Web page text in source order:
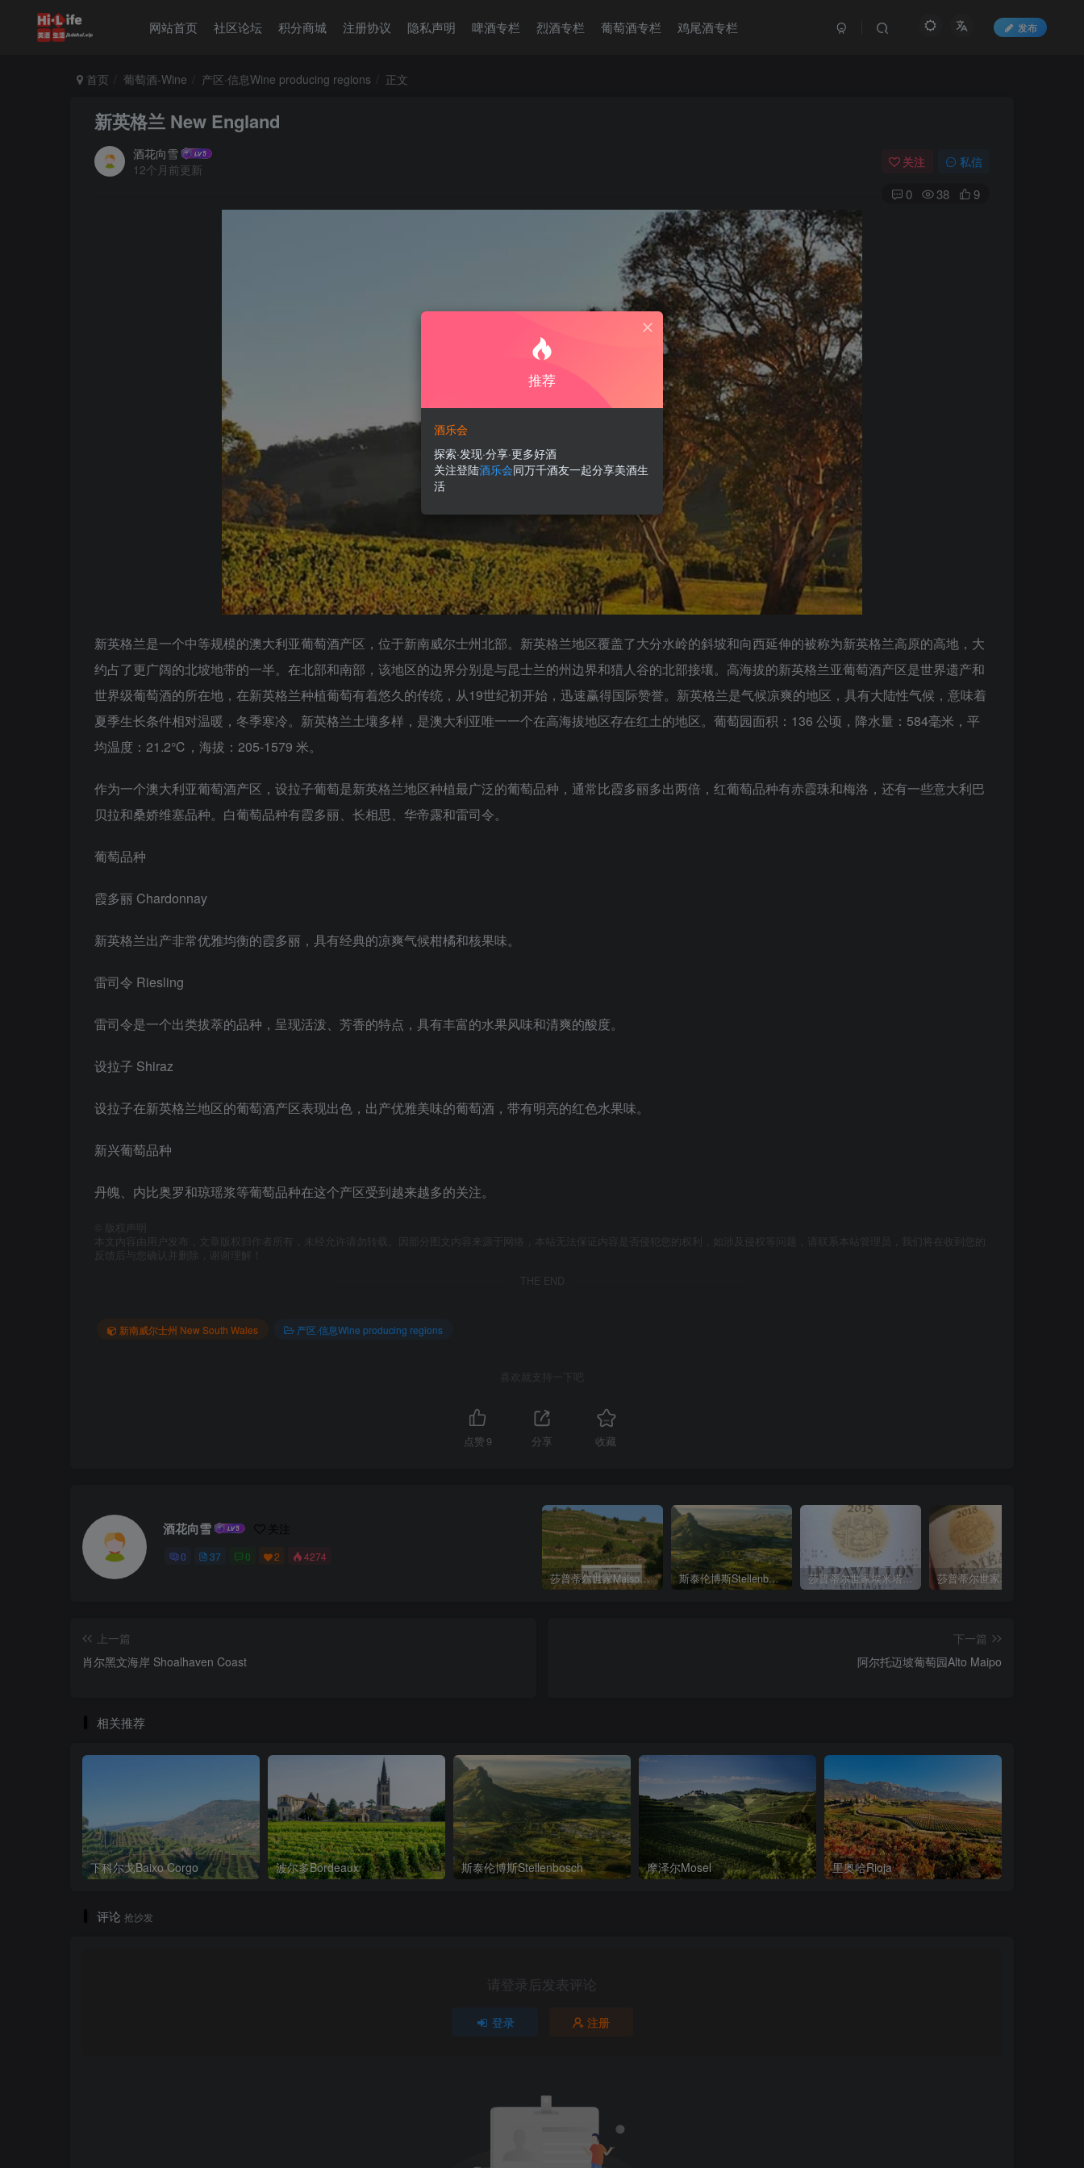
网站首页 社区论坛 积分商城 注册协议 隐私声明 啤酒专栏 烈酒专栏 葡萄酒专栏 鸡尾酒专栏 发布
首页 葡萄酒-Wine 产区·信息Wine producing regions 正文
新英格兰 New England
酒花向雪
12个月前更新
关注 私信
0 38 9
新英格兰是一个中等规模的澳大利亚葡萄酒产区，位于新南威尔士州北部。新英格兰地区覆盖了大分水岭的斜坡和向西延伸的被称为新英格兰高原的高地，大
约占了更广阔的北坡地带的一半。在北部和南部，该地区的边界分别是与昆士兰的州边界和猎人谷的北部接壤。高海拔的新英格兰亚葡萄酒产区是世界遗产和
世界级葡萄酒的所在地，在新英格兰种植葡萄有着悠久的传统，从19世纪初开始，迅速赢得国际赞誉。新英格兰是气候凉爽的地区，具有大陆性气候，意味着
夏季生长条件相对温暖，冬季寒冷。新英格兰土壤多样，是澳大利亚唯一一个在高海拔地区存在红土的地区。葡萄园面积：136 公顷，降水量：584毫米，平
均温度：21.2℃，海拔：205-1579 米。
作为一个澳大利亚葡萄酒产区，设拉子葡萄是新英格兰地区种植最广泛的葡萄品种，通常比霞多丽多出两倍，红葡萄品种有赤霞珠和梅洛，还有一些意大利巴
贝拉和桑娇维塞品种。白葡萄品种有霞多丽、长相思、华帝露和雷司令。
葡萄品种
霞多丽 Chardonnay
新英格兰出产非常优雅均衡的霞多丽，具有经典的凉爽气候柑橘和核果味。
雷司令 Riesling
雷司令是一个出类拔萃的品种，呈现活泼、芳香的特点，具有丰富的水果风味和清爽的酸度。
设拉子 Shiraz
设拉子在新英格兰地区的葡萄酒产区表现出色，出产优雅美味的葡萄酒，带有明亮的红色水果味。
新兴葡萄品种
丹魄、内比奥罗和琼瑶浆等葡萄品种在这个产区受到越来越多的关注。
版权声明
本文内容由用户发布，文章版权归作者所有，未经允许请勿转载。因部分图文内容来源于网络，本站无法保证内容是否侵犯您的权利，如涉及侵权等问题，请联系本站管理员，我们将在收到您的
反馈后与您确认并删除，谢谢理解！
THE END
新南威尔士州 New South Wales 产区·信息Wine producing regions
喜欢就支持一下吧
点赞 9 分享 收藏
酒花向雪 关注
0 37 0 2 4274
莎普蒂尔世家Maison Chapoutier 斯泰伦博斯Stellenbosch 莎普蒂尔世家埃米塔日香亭园红葡萄酒M. Chapoutier Hermitage Le Pavillon2015
上一篇
肖尔黑文海岸 Shoalhaven Coast
下一篇
阿尔托迈坡葡萄园Alto Maipo
相关推荐
下科尔戈Baixo Corgo 波尔多Bordeaux 斯泰伦博斯Stellenbosch 摩泽尔Mosel 里奥哈Rioja
评论 抢沙发
请登录后发表评论
登录 注册
推荐
酒乐会
探索·发现·分享·更多好酒
关注登陆酒乐会同万千酒友一起分享美酒生
活